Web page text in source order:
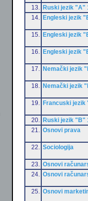
13. Ruski jezik "A"
14.
Engleski jezik
15. Engleski jezik
16.
Engleski jezik
17.
Nemački jezik
18.
Nemački jezik
19. Francuski jezik
20. Ruski jezik "B"
21.
Osnovi prava
22.
Sociologija
23.
Osnovi
24.
Osnovi
25. Osnovi